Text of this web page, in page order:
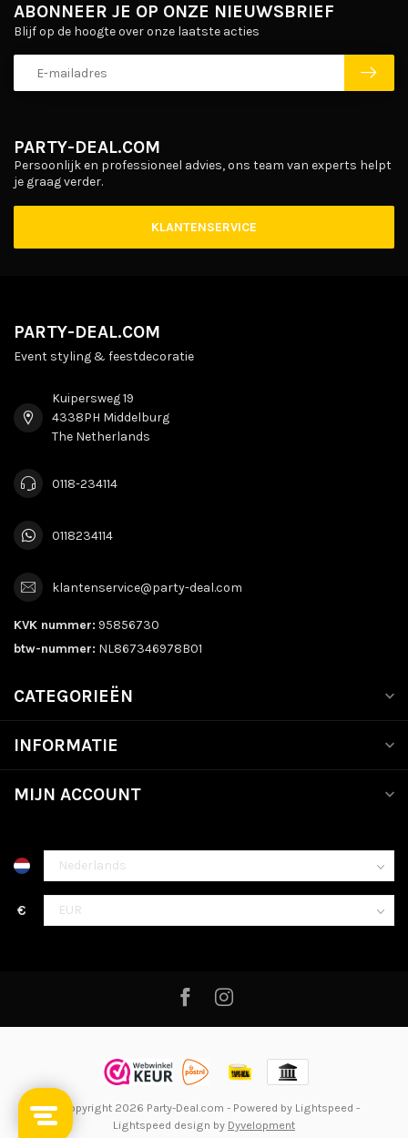
PARTY-DEAL.COM
Persoonlijk en professioneel advies, ons team van experts helpt
je graag verder.
KLANTENSERVICE
ABONNEER JE OP ONZE NIEUWSBRIEF
Blijf op de hoogte over onze laatste acties
PARTY-DEAL.COM
Event styling & feestdecoratie
Kuipersweg 19
4338PH Middelburg
The Netherlands
0118-234114
0118234114
klantenservice@party-deal.com
KVK nummer: 95856730
btw-nummer: NL867346978B01
CATEGORIEËN
INFORMATIE
MIJN ACCOUNT
€
© Copyright 2026 Party-Deal.com - Powered by Lightspeed -
Lightspeed design by Dyvelopment